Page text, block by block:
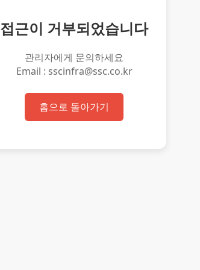
접근이 거부되었습니다
관리자에게 문의하세요
Email : sscinfra@ssc.co.kr
홈으로 돌아가기